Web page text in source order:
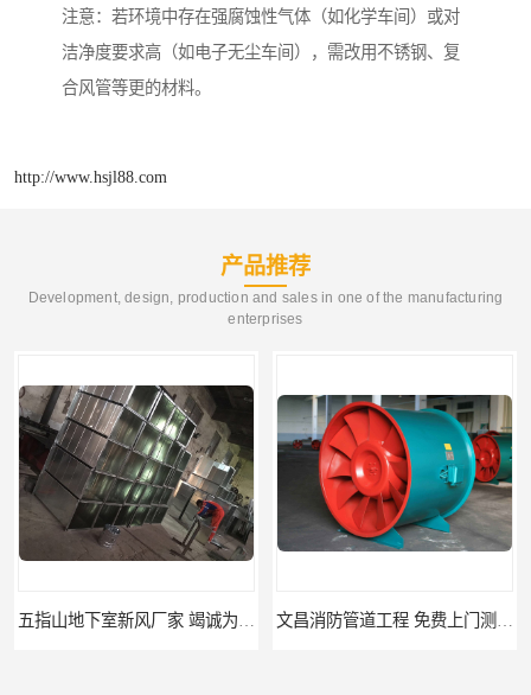
注意：若环境中存在强腐蚀性气体（如化学车间）或对
洁净度要求高（如电子无尘车间），需改用不锈钢、复
合风管等更的材料。
http://www.hsjl88.com
产品推荐
Development, design, production and sales in one of the manufacturing
enterprises